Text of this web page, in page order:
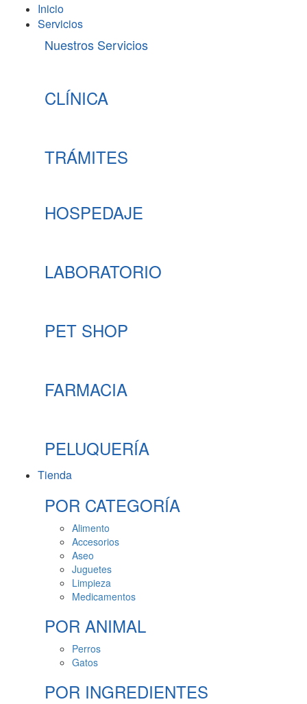
Inicio
Servicios
Nuestros Servicios
CLÍNICA
TRÁMITES
HOSPEDAJE
LABORATORIO
PET SHOP
FARMACIA
PELUQUERÍA
Tienda
POR CATEGORÍA
Alimento
Accesorios
Aseo
Juguetes
Limpieza
Medicamentos
POR ANIMAL
Perros
Gatos
POR INGREDIENTES